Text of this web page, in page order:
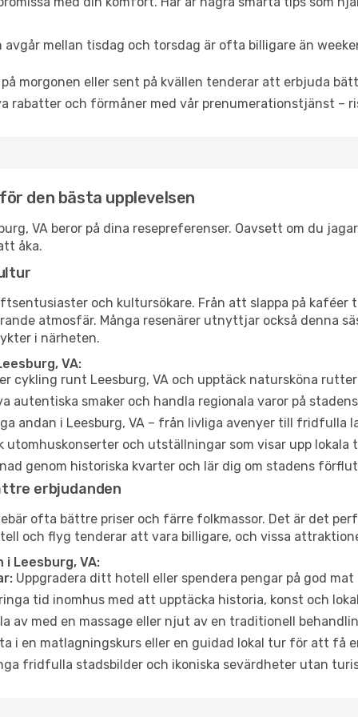
avgår mellan tisdag och torsdag är ofta billigare än
morgonen eller sent på kvällen tenderar att erbjuda
rabatter och förmåner med vår prenumerationstjänst –
den bästa upplevelsen
VA beror på dina resepreferenser. Oavsett om du
åka.
och kultursökare. Från att slappa på
atmosfär. Många resenärer utnyttjar också denna
i närheten.
VA:
cykling runt Leesburg, VA och upptäck natursköna
autentiska smaker och handla regionala varor på
andan i Leesburg, VA – från livliga avenyer till fridfulla
utomhuskonserter och utställningar som visar upp lokala
genom historiska kvarter och lär dig om stadens
erbjudanden
ofta bättre priser och färre folkmassor. Det är det
och flyg tenderar att vara billigare, och vissa
Leesburg, VA:
Uppgradera ditt hotell eller spendera pengar på god
tid inomhus med att upptäcka historia, konst och
av med en massage eller njut av en traditionell
i en matlagningskurs eller en guidad lokal tur för att få
fridfulla stadsbilder och ikoniska sevärdheter utan